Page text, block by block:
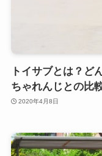
トイサブとは？ど
ちゃれんじとの比
2020年4月8日